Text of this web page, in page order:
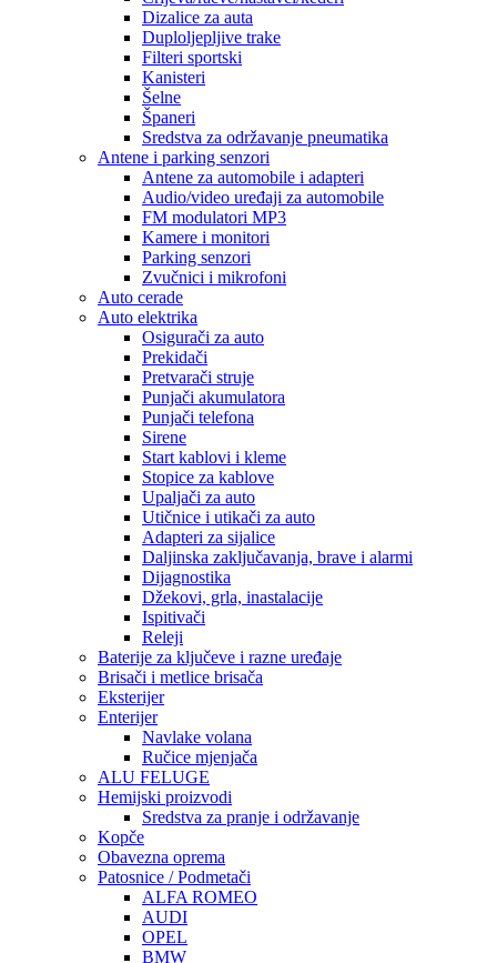
Dizalice za auta
Duploljepljive trake
Filteri sportski
Kanisteri
Šelne
Španeri
Sredstva za održavanje pneumatika
Antene i parking senzori
Antene za automobile i adapteri
Audio/video uređaji za automobile
FM modulatori MP3
Kamere i monitori
Parking senzori
Zvučnici i mikrofoni
Auto cerade
Auto elektrika
Osigurači za auto
Prekidači
Pretvarači struje
Punjači akumulatora
Punjači telefona
Sirene
Start kablovi i kleme
Stopice za kablove
Upaljači za auto
Utičnice i utikači za auto
Adapteri za sijalice
Daljinska zaključavanja, brave i alarmi
Dijagnostika
Džekovi, grla, inastalacije
Ispitivači
Releji
Baterije za ključeve i razne uređaje
Brisači i metlice brisača
Eksterijer
Enterijer
Navlake volana
Ručice mjenjača
ALU FELUGE
Hemijski proizvodi
Sredstva za pranje i održavanje
Kopče
Obavezna oprema
Patosnice / Podmetači
ALFA ROMEO
AUDI
OPEL
BMW